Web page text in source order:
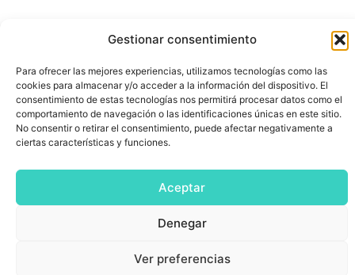
Gestionar consentimiento
Para ofrecer las mejores experiencias, utilizamos tecnologías como las
cookies para almacenar y/o acceder a la información del dispositivo. El
consentimiento de estas tecnologías nos permitirá procesar datos como el
comportamiento de navegación o las identificaciones únicas en este sitio.
No consentir o retirar el consentimiento, puede afectar negativamente a
ciertas características y funciones.
Aceptar
Denegar
Ver preferencias